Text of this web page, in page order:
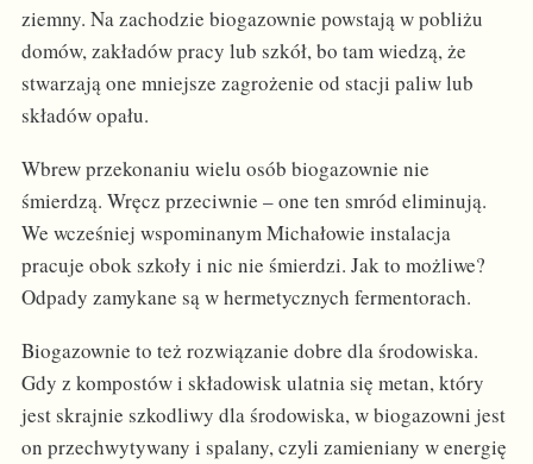
ziemny. Na zachodzie biogazownie powstają w pobliżu
domów, zakładów pracy lub szkół, bo tam wiedzą, że
stwarzają one mniejsze zagrożenie od stacji paliw lub
składów opału.
Wbrew przekonaniu wielu osób biogazownie nie
śmierdzą. Wręcz przeciwnie – one ten smród eliminują.
We wcześniej wspominanym Michałowie instalacja
pracuje obok szkoły i nic nie śmierdzi. Jak to możliwe?
Odpady zamykane są w hermetycznych fermentorach.
Biogazownie to też rozwiązanie dobre dla środowiska.
Gdy z kompostów i składowisk ulatnia się metan, który
jest skrajnie szkodliwy dla środowiska, w biogazowni jest
on przechwytywany i spalany, czyli zamieniany w energię